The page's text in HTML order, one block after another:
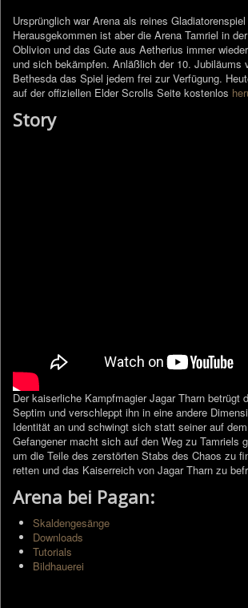
Ursprünglich war Arena als reines
Herausgekommen ist aber die Arena Tamriel in
Oblivion und das Gute aus Aetherius immer
und sich bekämpfen. Anläßlich der 10. Jubiläums
Bethesda das Spiel jedem frei zur Verfügung.
auf der offiziellen Elder Scrolls Seite kostenlos
Story
Der kaiserliche Kampfmagier Jagar Tharn betrügt
Septim und verschleppt ihn in eine andere
Identität an und schwingt sich statt seiner auf
Gefangener macht sich auf den Weg zu Tamriels
um die Teile des zerstörten Stabs des Chaos zu
retten und das Kaiserreich von Jagar Tharn zu
Arena bei Pagan:
Skaldengesänge
Downloads
Tutorials
Bildhauerei